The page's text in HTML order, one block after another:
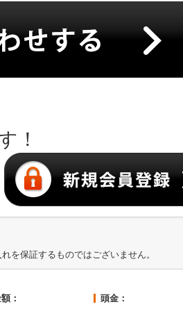
！
を保証するものではございません。
： 頭金：